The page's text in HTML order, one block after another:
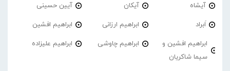
آیشاه آیکان آیین حسینی
اَبراد ابراهیم ارزانی ابراهیم افشین
ابراهیم افشین و
سیما شاکریان
ابراهیم چاوشی ابراهیم علیزاده